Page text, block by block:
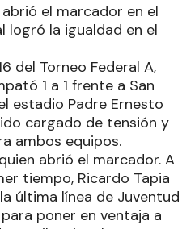
el marcador en el
logró la igualdad en el
del Torneo Federal A,
1 a 1 frente a San
estadio Padre Ernesto
cargado de tensión y
ambos equipos.
abrió el marcador. A
tiempo, Ricardo Tapia
última línea de Juventud
poner en ventaja a